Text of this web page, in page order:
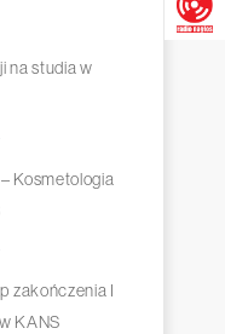
na studia w
Kosmetologia
zakończenia I
KANS